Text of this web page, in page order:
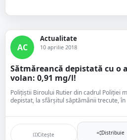
AC
Actualitate
10 aprilie 2018
Sătmăreancă depistată cu o
volan: 0,91 mg/l!
Polițiștii Biroului Rutier din cadrul Poliției
depistat, la sfârșitul săptămânii trecute,
Citește Distribuie